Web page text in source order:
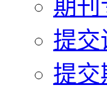
期刊
提交
提交